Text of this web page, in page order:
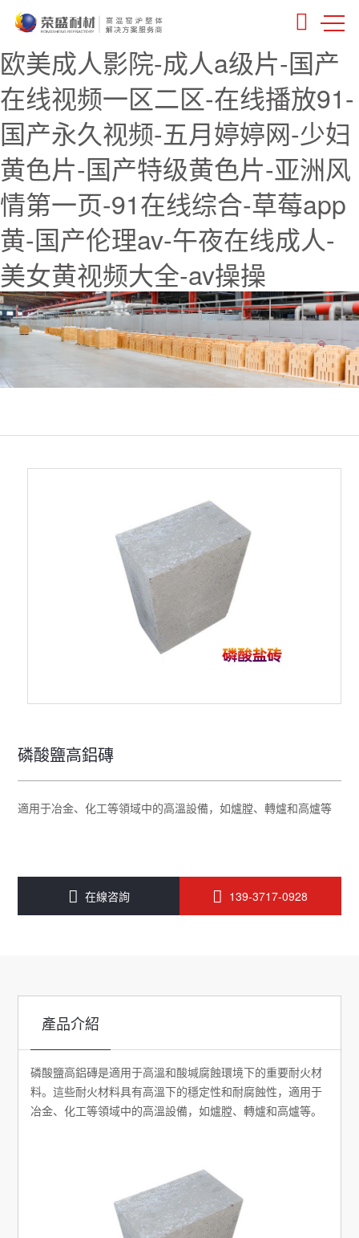
欧美成人影院-成人a级片-国产
在线视频一区二区-在线播放91-
国产永久视频-五月婷婷网-少妇
黄色片-国产特级黄色片-亚洲风
情第一页-91在线综合-草莓app
黄-国产伦理av-午夜在线成人-
美女黄视频大全-av操操
磷酸鹽高鋁磚
適用于冶金、化工等領域中的高溫設備，如爐膛、轉爐和高爐等
在線咨詢 139-3717-0928
產品介紹
磷酸鹽高鋁磚是適用于高溫和酸堿腐蝕環境下的重要耐火材
料。這些耐火材料具有高溫下的穩定性和耐腐蝕性，適用于
冶金、化工等領域中的高溫設備，如爐膛、轉爐和高爐等。